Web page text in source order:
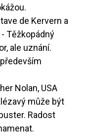
de Kervern a
Těžkopádný
ale uznání.
Nolan, USA
může být
Radost